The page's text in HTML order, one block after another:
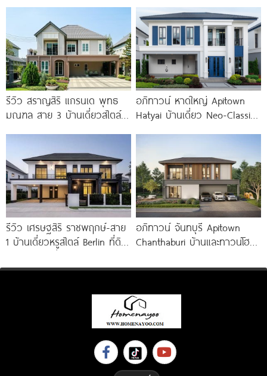
ใกล้
รีวิว สราญสิริ แกรนเด พุทธ
มณฑล สาย 3 บ้านเดี่ยวสไตล์
อภิทาวน์ หาดใหญ่ Apitown
Hatyai บ้านเดี่ยว Neo-Classic
รีวิว เศรษฐสิริ ราชพฤกษ์-สาย
1 บ้านเดี่ยวหรูสไตล์ Berlin ที่ดิน
อภิทาวน์ จันทบุรี Apitown
Chanthaburi บ้านและทาวน์โฮม
Fitness 24